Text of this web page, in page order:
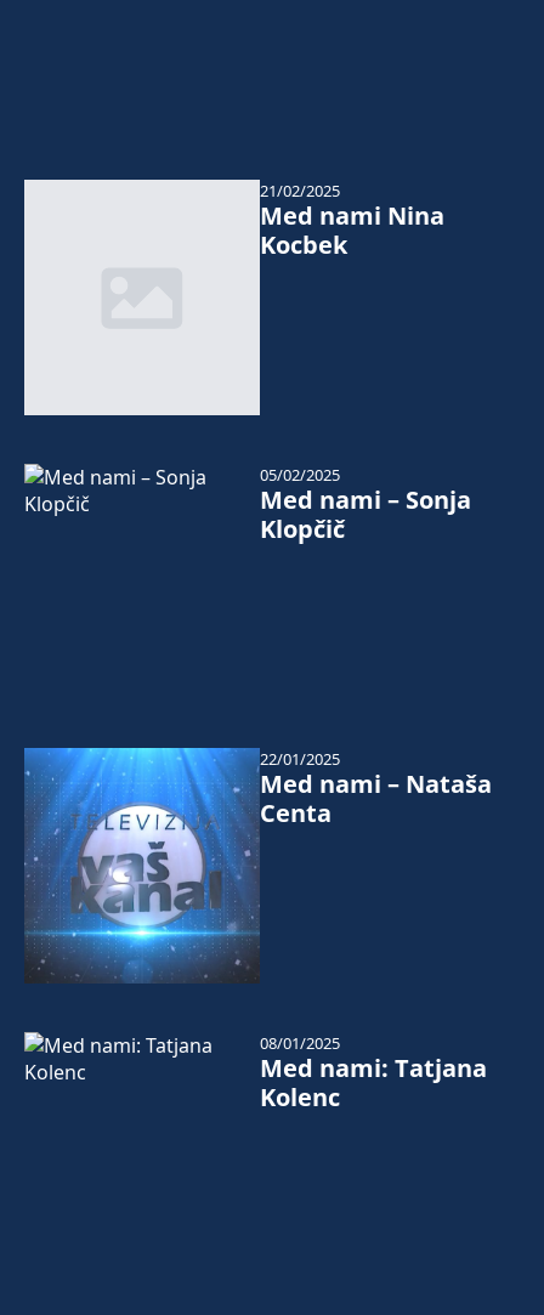
Med nami Nina
Kocbek
21/02/2025
Med nami – Sonja
Klopčič
05/02/2025
Med nami – Nataša
Centa
22/01/2025
Med nami: Tatjana
Kolenc
08/01/2025